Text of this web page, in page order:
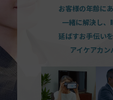
お客様の年齢に
一緒に解決し、
延ばすお手伝い
アイケアカン